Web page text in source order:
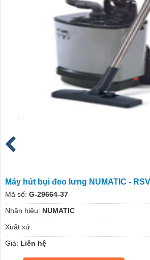
Máy hút bụi đeo lưng NUMATIC -
Mã số: G-29664-37
Nhãn hiệu: NUMATIC
Xuất xứ:
Giá: Liên hệ